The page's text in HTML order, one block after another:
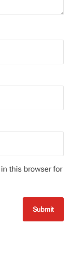
this browser for